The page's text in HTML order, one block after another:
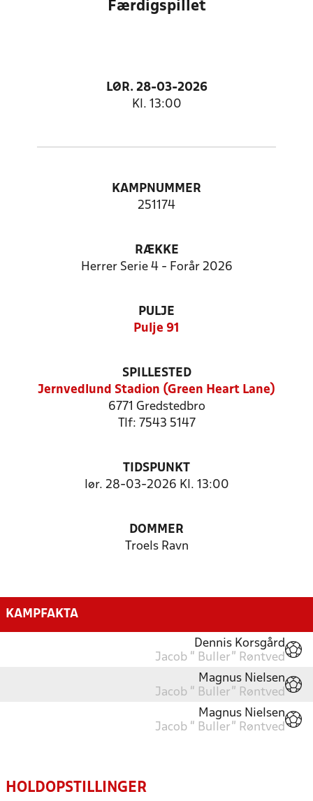
Færdigspillet
LØR. 28-03-2026
Kl. 13:00
KAMPNUMMER
251174
RÆKKE
Herrer Serie 4 - Forår 2026
PULJE
Pulje 91
SPILLESTED
Jernvedlund Stadion (Green Heart Lane)
6771 Gredstedbro
Tlf: 7543 5147
TIDSPUNKT
lør. 28-03-2026 Kl. 13:00
DOMMER
Troels Ravn
KAMPFAKTA
Dennis Korsgård
Jacob “ Buller” Røntved
Magnus Nielsen
Jacob “ Buller” Røntved
Magnus Nielsen
Jacob “ Buller” Røntved
HOLDOPSTILLINGER